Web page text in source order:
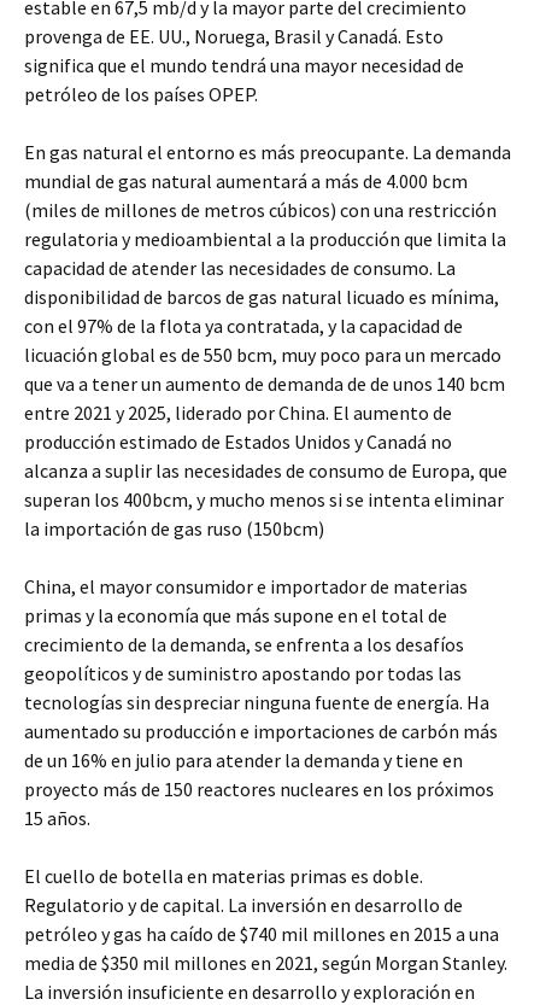
estable en 67,5 mb/d y la mayor parte del crecimiento
provenga de EE. UU., Noruega, Brasil y Canadá. Esto
significa que el mundo tendrá una mayor necesidad de
petróleo de los países OPEP.
En gas natural el entorno es más preocupante. La demanda
mundial de gas natural aumentará a más de 4.000 bcm
(miles de millones de metros cúbicos) con una restricción
regulatoria y medioambiental a la producción que limita la
capacidad de atender las necesidades de consumo. La
disponibilidad de barcos de gas natural licuado es mínima,
con el 97% de la flota ya contratada, y la capacidad de
licuación global es de 550 bcm, muy poco para un mercado
que va a tener un aumento de demanda de de unos 140 bcm
entre 2021 y 2025, liderado por China. El aumento de
producción estimado de Estados Unidos y Canadá no
alcanza a suplir las necesidades de consumo de Europa, que
superan los 400bcm, y mucho menos si se intenta eliminar
la importación de gas ruso (150bcm)
China, el mayor consumidor e importador de materias
primas y la economía que más supone en el total de
crecimiento de la demanda, se enfrenta a los desafíos
geopolíticos y de suministro apostando por todas las
tecnologías sin despreciar ninguna fuente de energía. Ha
aumentado su producción e importaciones de carbón más
de un 16% en julio para atender la demanda y tiene en
proyecto más de 150 reactores nucleares en los próximos
15 años.
El cuello de botella en materias primas es doble.
Regulatorio y de capital. La inversión en desarrollo de
petróleo y gas ha caído de $740 mil millones en 2015 a una
media de $350 mil millones en 2021, según Morgan Stanley.
La inversión insuficiente en desarrollo y exploración en